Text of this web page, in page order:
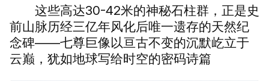
这些高达30-42米的神秘石柱群，正是史
前山脉历经三亿年风化后唯一遗存的天然纪
念碑——七尊巨像以亘古不变的沉默屹立于
云巅，犹如地球写给时空的密码诗篇